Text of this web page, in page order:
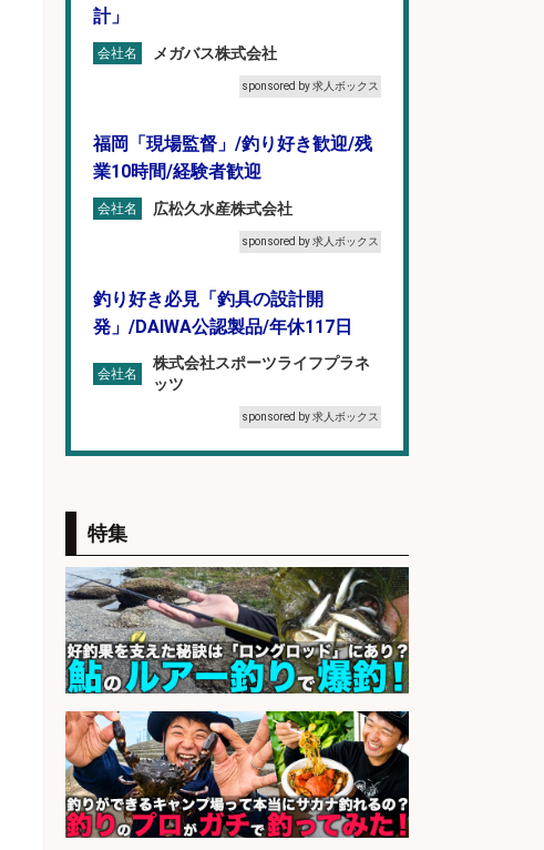
計」
会社名 メガバス株式会社
sponsored by 求人ボックス
福岡「現場監督」/釣り好き歓迎/残
業10時間/経験者歓迎
会社名 広松久水産株式会社
sponsored by 求人ボックス
釣り好き必見「釣具の設計開
発」/DAIWA公認製品/年休117日
会社名
株式会社スポーツライフプラネ
ッツ
sponsored by 求人ボックス
でお魚のカットや商品の陳列スタッ
フ/車通勤OK×時間選べる×未経験歓
迎/鹿児島県/志布志市
会社名 株式会社ホットスタッフ鹿児島
sponsored by 求人ボックス
日払いOKで即日収入/製造スタッフ/
「広島市佐伯区」お魚のパック詰め
や品出しスタッフ/広島市佐伯区周
辺/「時給1,200円」日払い可/未経験
歓迎×残業少なめ×週4日〜OK
特集